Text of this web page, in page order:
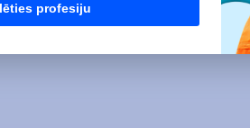
profesiju